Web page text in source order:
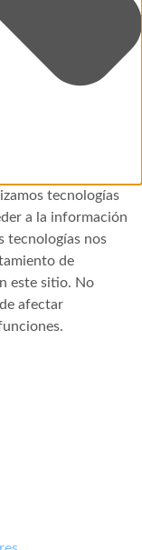
tecnologías
a la información
tecnologías nos
de
este sitio. No
afectar